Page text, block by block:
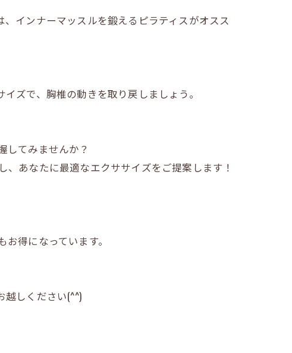
インナーマッスルを鍛えるピラティスがオスス
ズで、胸椎の動きを取り戻しましょう。
してみませんか？
、あなたに最適なエクササイズをご提案します！
得になっています。
しください(^^)